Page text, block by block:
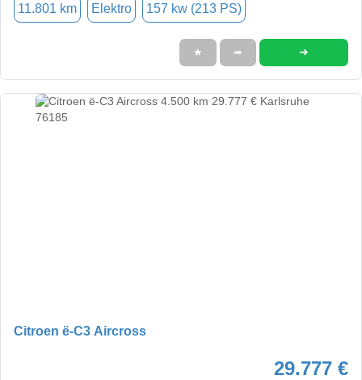
11.801 km Elektro 157 kw (213 PS)
★ ➦ ➜
Citroen ë-C3 Aircross
29.777 €